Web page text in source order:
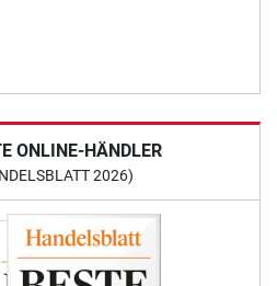
ONLINE-HÄNDLER
2026)